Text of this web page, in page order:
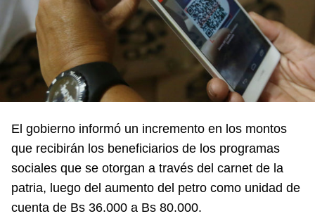
El gobierno informó un incremento en los montos
que recibirán los beneficiarios de los programas
sociales que se otorgan a través del carnet de la
patria, luego del aumento del petro como unidad de
cuenta de Bs 36.000 a Bs 80.000.